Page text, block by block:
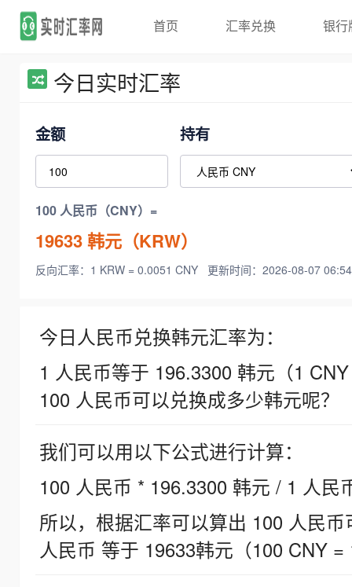
首页 汇率兑换 银行
今日实时汇率
金额 持有
100 人民币（CNY）=
19633韩元（KRW）
反向汇率：1 KRW = 0.0051 CNY 更新时间：2026-08-07
今日人民币兑换韩元汇率为：
1 人民币等于 196.3300 韩元（1
100 人民币可以兑换成多少韩元呢？
我们可以用以下公式进行计算：
100 人民币 * 196.3300 韩元 / 1 人民
所以，根据汇率可以算出 100 人民
人民币 等于 19633韩元（100 CNY =